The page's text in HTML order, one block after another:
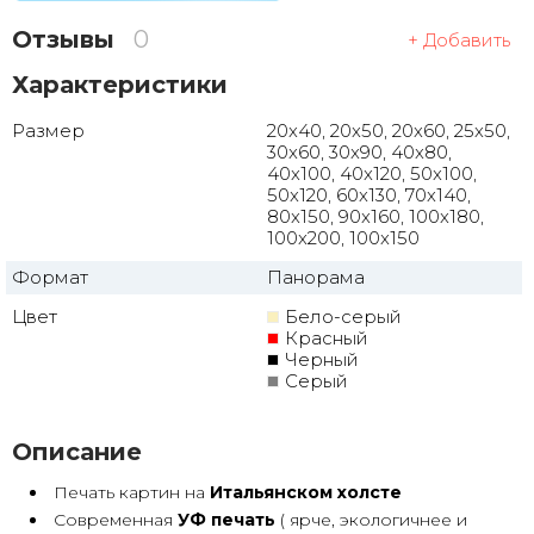
Отзывы 0 + Добавить
Характеристики
Размер
20x40, 20x50, 20x60, 25x50,
30x60, 30x90, 40x80,
40x100, 40x120, 50x100,
50x120, 60x130, 70x140,
80x150, 90x160, 100x180,
100x200, 100x150
Формат
Панорама
Цвет
Бело-серый
Красный
Черный
Серый
Описание
Печать картин на Итальянском холсте
Современная УФ печать ( ярче, экологичнее и